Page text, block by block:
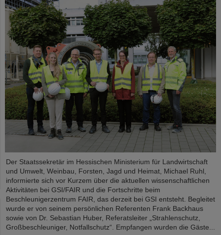
Der Staatssekretär im Hessischen Ministerium für Landwirtschaft
und Umwelt, Weinbau, Forsten, Jagd und Heimat, Michael Ruhl,
informierte sich vor Kurzem über die aktuellen wissenschaftlichen
Aktivitäten bei GSI/FAIR und die Fortschritte beim
Beschleunigerzentrum FAIR, das derzeit bei GSI entsteht. Begleitet
wurde er von seinem persönlichen Referenten Frank Backhaus
sowie von Dr. Sebastian Huber, Referatsleiter „Strahlenschutz,
Großbeschleuniger, Notfallschutz“. Empfangen wurden die Gäste...